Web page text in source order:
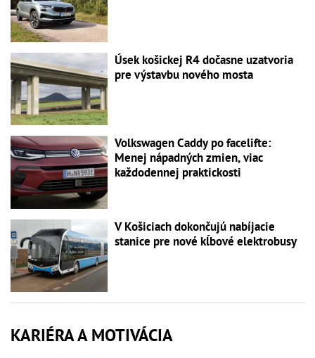
Úsek košickej R4 dočasne uzatvoria
pre výstavbu nového mosta
Volkswagen Caddy po facelifte:
Menej nápadných zmien, viac
každodennej praktickosti
V Košiciach dokončujú nabíjacie
stanice pre nové kĺbové elektrobusy
KARIÉRA A MOTIVÁCIA